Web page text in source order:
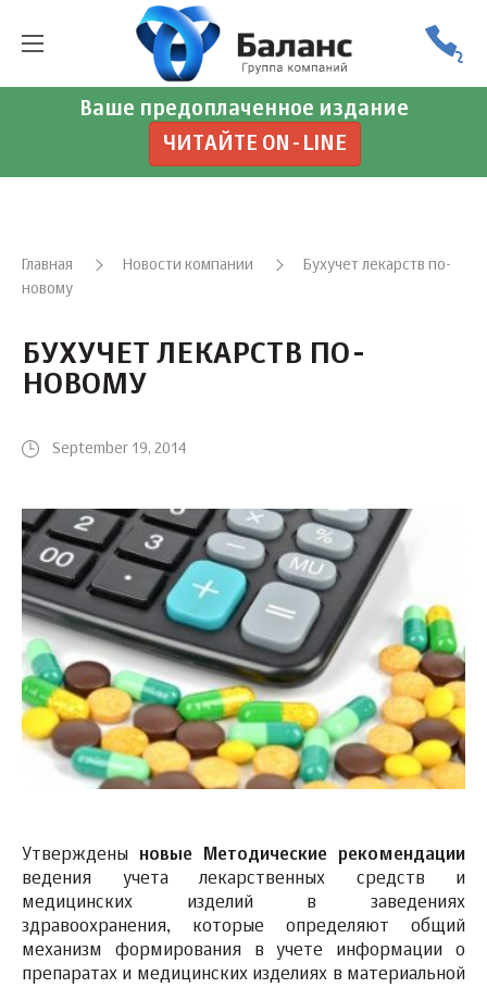
Ваше предоплаченное издание
ЧИТАЙТЕ ON-LINE
Главная Новости компании
Бухучет лекарств по-
новому
БУХУЧЕТ ЛЕКАРСТВ ПО-
НОВОМУ
September 19, 2014
Утверждены новые Методические рекомендации
ведения учета лекарственных средств и
медицинских изделий в заведениях
здравоохранения, которые определяют общий
механизм формирования в учете информации о
препаратах и медицинских изделиях в материальной